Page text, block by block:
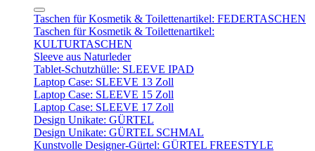
Taschen für Kosmetik & Toilettenartikel: FEDERTASCHEN
Taschen für Kosmetik & Toilettenartikel:
KULTURTASCHEN
Sleeve aus Naturleder
Tablet-Schutzhülle: SLEEVE IPAD
Laptop Case: SLEEVE 13 Zoll
Laptop Case: SLEEVE 15 Zoll
Laptop Case: SLEEVE 17 Zoll
Design Unikate: GÜRTEL
Design Unikate: GÜRTEL SCHMAL
Kunstvolle Designer-Gürtel: GÜRTEL FREESTYLE